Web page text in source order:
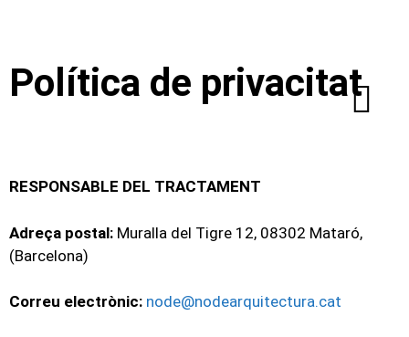
Política de privacitat
RESPONSABLE DEL TRACTAMENT
Adreça postal: Muralla del Tigre 12, 08302 Mataró,
(Barcelona)
Correu electrònic: node@nodearquitectura.cat